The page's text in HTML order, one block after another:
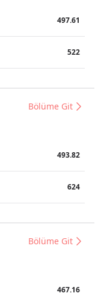
497.61
522
Bölüme Git
493.82
624
Bölüme Git
467.16